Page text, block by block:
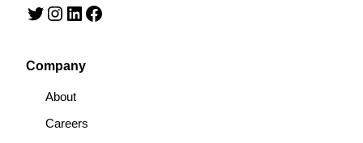
Twitter Instagram LinkedIn Facebook
Company
About
Careers